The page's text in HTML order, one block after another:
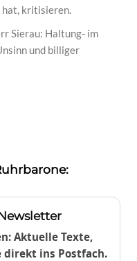
hat, kritisieren.
Sierau: Haltung- im
und billiger
Aktuelle Texte,
direkt ins Postfach.